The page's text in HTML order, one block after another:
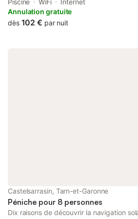
garden views, and access to a sauna.
plunge pool and a garden.
Piscine WiFi
Internet
Annulation gratuite
dès 102 € par nuit
Castelsarrasin, Tarn-et-Garonne
Péniche pour 8 personnes
Dix raisons de découvrir la navigation